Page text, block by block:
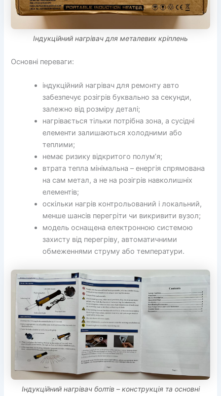
Індукційний нагрівач для металевих кріплень
Основні переваги:
індукційний нагрівач для ремонту авто
забезпечує розігрів буквально за секунди,
залежно від розміру деталі;
нагрівається тільки потрібна зона, а сусідні
елементи залишаються холодними або
теплими;
немає ризику відкритого полум’я;
втрата тепла мінімальна – енергія спрямована
на сам метал, а не на розігрів навколишніх
елементів;
оскільки нагрів контрольований і локальний,
менше шансів перегріти чи викривити вузол;
модель оснащена електронною системою
захисту від перегріву, автоматичними
обмеженнями струму або температури.
Індукційний нагрівач болтів – конструкція та основні